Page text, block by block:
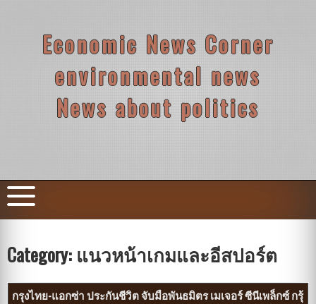
Economic News Corner
environmental news
News about politics
Category: แนวหน้าเกมและอีสปอร์ต
กรุงไทย-แอกซ่า ประกันชีวิต จับมือพันธมิตร เมเจอร์ ซีนีเพล็กซ์ กรุ้